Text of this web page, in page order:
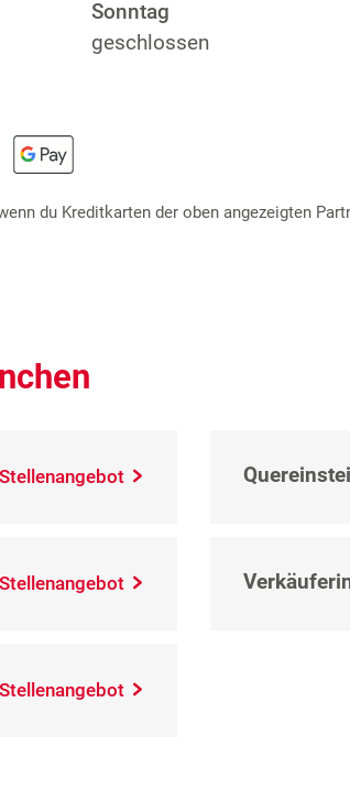
Sonntag
geschlossen
du Kreditkarten der oben angezeigten